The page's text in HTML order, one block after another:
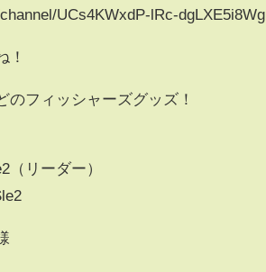
UCs4KWxdP-lRc-dgLXE5i8Wg
！
フィッシャーズグッズ！
（リーダー）